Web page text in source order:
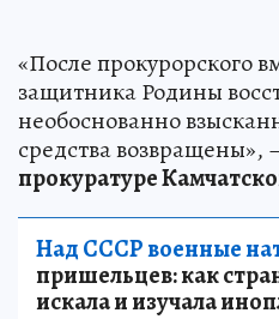
«После прокурорского
защитника Родины
необоснованно
средства возвращены»,
прокуратуре
Над СССР военные
пришельцев: как
искала и изучала